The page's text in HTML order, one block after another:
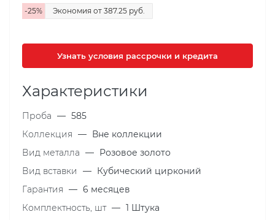
-25% Экономия от 387.25 руб.
Узнать условия рассрочки и кредита
Характеристики
Проба — 585
Коллекция — Вне коллекции
Вид металла — Розовое золото
Вид вставки
— Кубический цирконий
Гарантия — 6 месяцев
Комплектность, шт — 1 Штука